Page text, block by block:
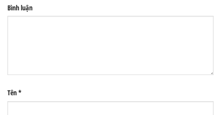
Bình luận
Tên*